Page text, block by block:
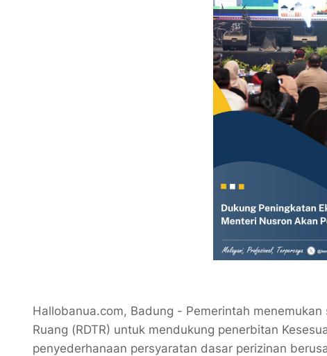
Hallobanua.com, Badung - Pemerintah
Ruang (RDTR) untuk mendukung penerbitan
penyederhanaan persyaratan dasar perizinan